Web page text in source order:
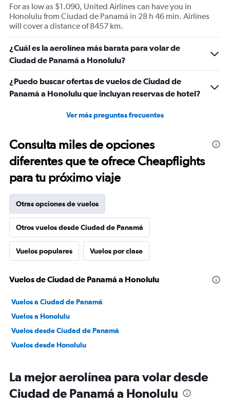
For as low as $1.090, United Airlines can have you in
Honolulu from Ciudad de Panamá in 28 h 46 min. Airlines
will cover a distance of 8457 km.
¿Cuál es la aerolínea más barata para volar de
Ciudad de Panamá a Honolulu?
¿Puedo buscar ofertas de vuelos de Ciudad de
Panamá a Honolulu que incluyan reservas de hotel?
Ver más preguntas frecuentes
Consulta miles de opciones
diferentes que te ofrece Cheapflights
para tu próximo viaje
Otras opciones de vuelos
Otros vuelos desde Ciudad de Panamá
Vuelos populares Vuelos por clase
Vuelos de Ciudad de Panamá a Honolulu
Vuelos a Ciudad de Panamá
Vuelos a Honolulu
Vuelos desde Ciudad de Panamá
Vuelos desde Honolulu
La mejor aerolínea para volar desde
Ciudad de Panamá a Honolulu